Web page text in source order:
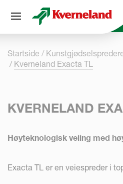
Startside
Kverneland Exacta TL
KVERNELAND
Høyteknologisk veiing med
Exacta TL er en veiespreder i
Panel for informasjonskapsler